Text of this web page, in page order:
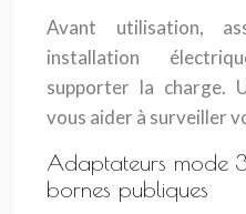
Avant utilisation,
installation
supporter la charge.
vous aider à surveiller
Adaptateurs mode
bornes publiques